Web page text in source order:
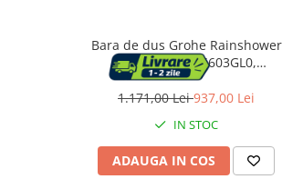
Cosuri de gunoi
Suporturi si accesorii de bucatarie
Bara de dus Grohe Rainshower
SmartActive 26603GL0,
aparenta, universala, 900 mm,
lucios, auriu
1.171,00 Lei937,00 Lei
IN STOC
ADAUGA IN COS